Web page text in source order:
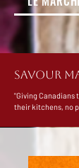
SAVOUR
"Giving Canadians
their kitchens, no